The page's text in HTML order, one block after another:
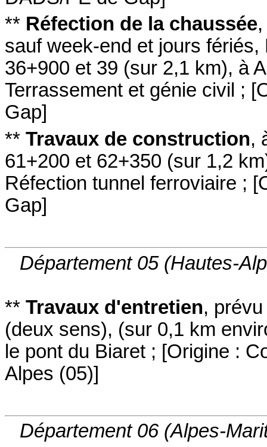
** Réfection de la chaussée
sauf week-end et jours fériés,
36+900 et 39 (sur 2,1 km), à
Terrassement et génie civil ; [
Gap]
** Travaux de construction,
61+200 et 62+350 (sur 1,2
Réfection tunnel ferroviaire ; [
Gap]
Département 05 (Hautes-
** Travaux d'entretien,
(deux sens), (sur 0,1 km
le pont du Biaret ; [Origine :
Alpes (05)]
Département 06 (Alpes-